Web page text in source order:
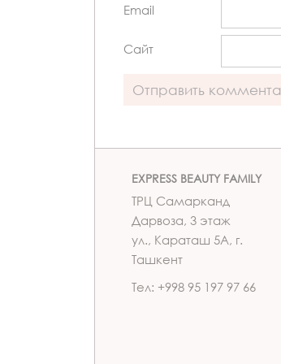
Email
Сайт
EXPRESS BEAUTY FAMILY
ТРЦ Самарканд
Дарвоза, 3 этаж
ул., Караташ 5А, г.
Ташкент
Тел: +998 95 197 97 66